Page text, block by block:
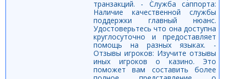
транзакций. - Служба саппорта:
Наличие качественной службы
поддержки главный нюанс.
Удостоверьтесь что она доступна
круглосуточно и предоставляет
помощь на разных языках. -
Отзывы игроков: Изучите отзывы
иных игроков о казино. Это
поможет вам составить более